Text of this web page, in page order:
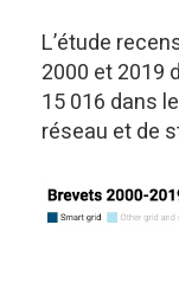
L’étude
2000 et 2019
15 016 dans
réseau et de